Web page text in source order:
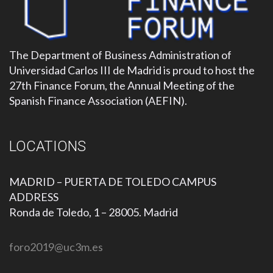
The Department of Business Administration of
Universidad Carlos III de Madrid is proud to host the
27th Finance Forum, the Annual Meeting of the
Spanish Finance Association (AEFIN).
LOCATIONS
MADRID – PUERTA DE TOLEDO CAMPUS
ADDRESS
Ronda de Toledo, 1 – 28005. Madrid
foro2019@uc3m.es